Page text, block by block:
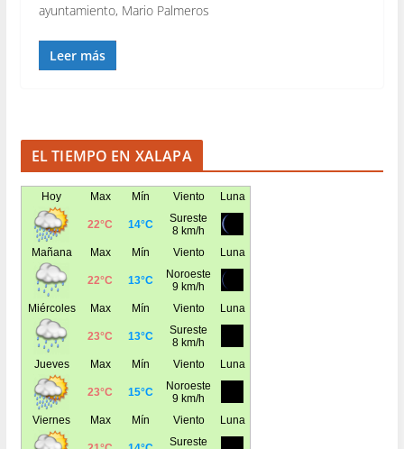
ayuntamiento, Mario Palmeros
Leer más
EL TIEMPO EN XALAPA